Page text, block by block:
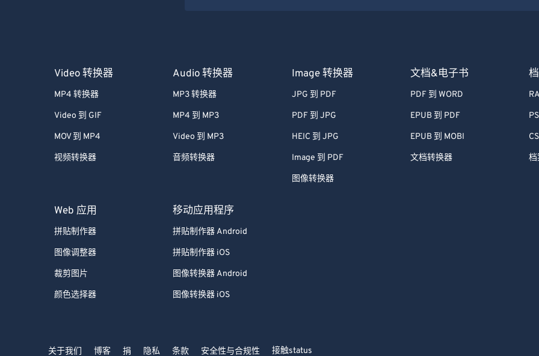
Video 转换器
MP4 转换器
Video 到 GIF
MOV 到 MP4
视频转换器
Audio 转换器
MP3 转换器
MP4 到 MP3
Video 到 MP3
音频转换器
Image 转换器
JPG 到 PDF
PDF 到 JPG
HEIC 到 JPG
Image 到 PDF
图像转换器
文档&电子书
PDF 到 WORD
EPUB 到 PDF
EPUB 到 MOBI
文档转换器 档
Web 应用
拼贴制作器
图像调整器
裁剪图片
颜色选择器
移动应用程序
拼贴制作器 Android
拼贴制作器 iOS
图像转换器 Android
图像转换器 iOS
关于我们 博客 捐 隐私 条款 安全性与合规性 接触status